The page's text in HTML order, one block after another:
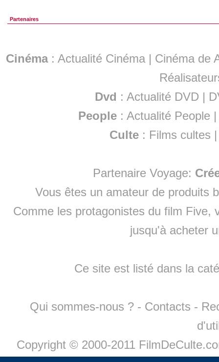
Partenaires
Cinéma: Actualité Cinéma | Cinéma de
Dvd : Actualité DVD |
People :Actualité People
Culte : Films cultes
Partenaire Voyage:
Vous êtes un amateur de produits
Comme les protagonistes du film Five,
jusqu'à acheter
Ce site est listé dans la
Qui sommes-nous ? - Contacts -
Copyright © 2000-2011